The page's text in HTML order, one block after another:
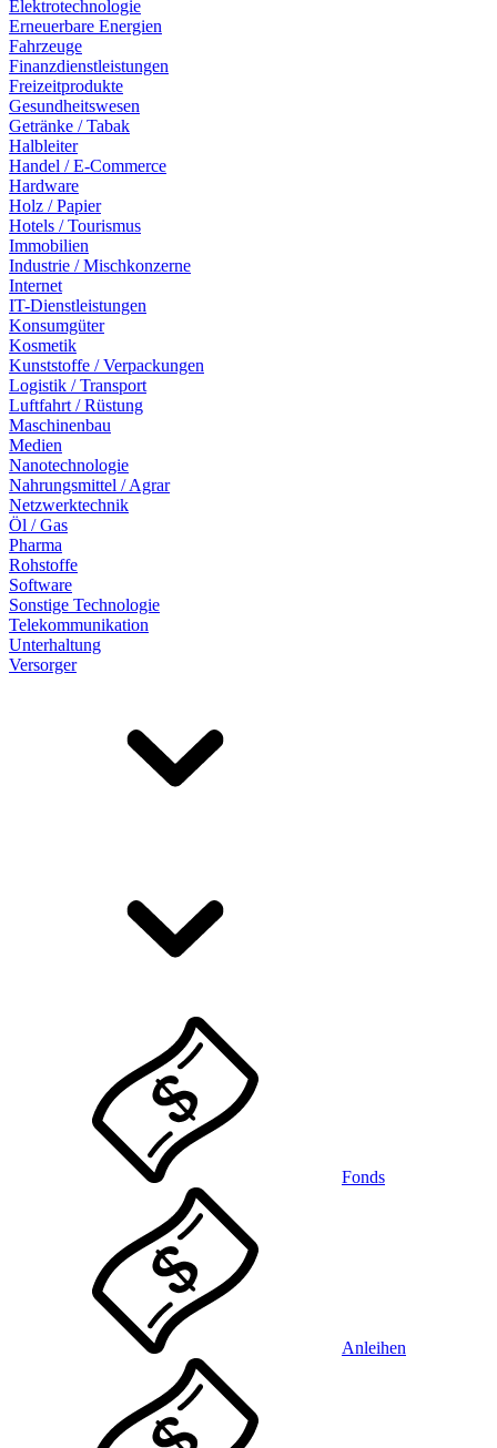
Elektrotechnologie
Erneuerbare Energien
Fahrzeuge
Finanzdienstleistungen
Freizeitprodukte
Gesundheitswesen
Getränke / Tabak
Halbleiter
Handel / E-Commerce
Hardware
Holz / Papier
Hotels / Tourismus
Immobilien
Industrie / Mischkonzerne
Internet
IT-Dienstleistungen
Konsumgüter
Kosmetik
Kunststoffe / Verpackungen
Logistik / Transport
Luftfahrt / Rüstung
Maschinenbau
Medien
Nanotechnologie
Nahrungsmittel / Agrar
Netzwerktechnik
Öl / Gas
Pharma
Rohstoffe
Software
Sonstige Technologie
Telekommunikation
Unterhaltung
Versorger
Fonds
Anleihen